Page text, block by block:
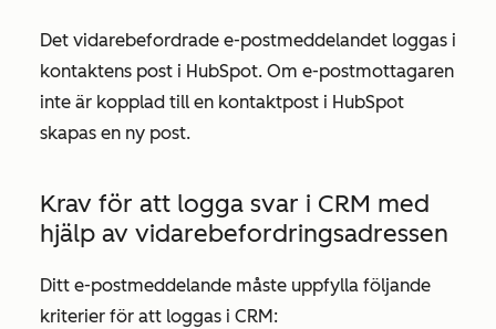
Det vidarebefordrade e-postmeddelandet loggas i
kontaktens post i HubSpot. Om e-postmottagaren
inte är kopplad till en kontaktpost i HubSpot
skapas en ny post.
Krav för att logga svar i CRM med
hjälp av vidarebefordringsadressen
Ditt e-postmeddelande måste uppfylla följande
kriterier för att loggas i CRM: